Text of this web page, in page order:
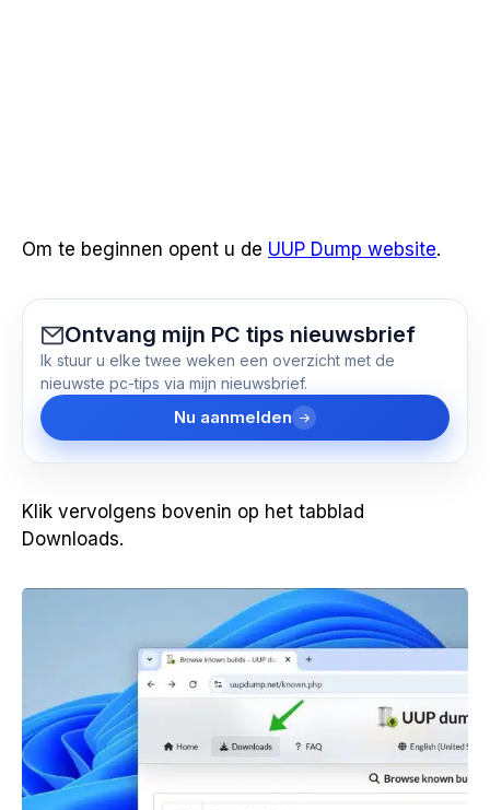
Om te beginnen opent u de UUP Dump website.
Ontvang mijn PC tips nieuwsbrief
Ik stuur u elke twee weken een overzicht met de
nieuwste pc-tips via mijn nieuwsbrief.
Nu aanmelden
Klik vervolgens bovenin op het tabblad
Downloads.